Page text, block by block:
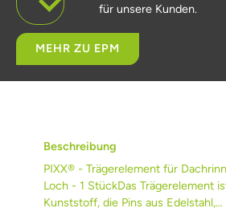
für unsere Kunden.
MEHR ZU EPM
Beschreibung
PIXX® - Trägerelement für
Loch - 1 StückDas Trägerelement
Kunststoff, die Pins aus Edelstahl,…